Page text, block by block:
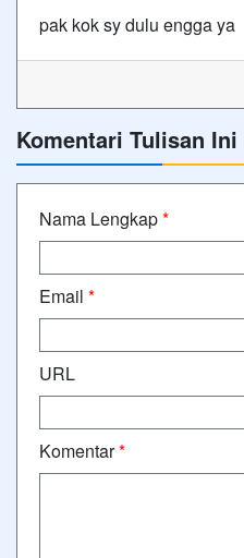
pak kok sy dulu engga ya
Komentari Tulisan Ini
Nama Lengkap*
Email *
URL
Komentar*